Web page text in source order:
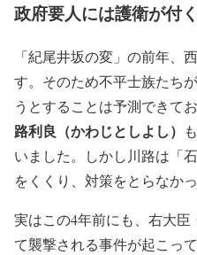
政府要人には護衛が付
「紀尾井坂の変」の前年、
す。そのため不平士族たち
うとすることは予測できて
路利良（かわじとしよし）
いました。しかし川路は「
をくくり、対策をとらなか
実はこの4年前にも、右大臣
て襲撃される事件が起こっ